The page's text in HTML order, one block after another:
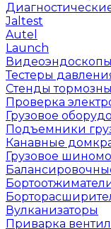
Jaltest
Autel
Launch
Видеоэндоскопы
Тестеры
Стенды
Проверка
Грузовое
Подъемники
Канавные
Грузовое
Вулканизаторы
Приварка